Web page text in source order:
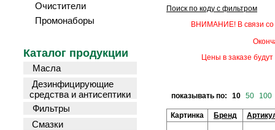
Очистители
Промонаборы
Каталог продукции
Масла
Дезинфицирующие
средства и антисептики
Фильтры
Смазки
Поиск по коду с фильтром
ВНИМАНИЕ! В связи со
Цены в заказе
показывать по: 10 50 100
Картинка Бренд